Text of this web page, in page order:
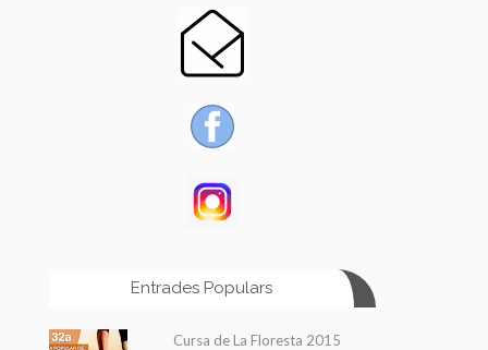
Entrades Populars
Cursa de La Floresta 2015